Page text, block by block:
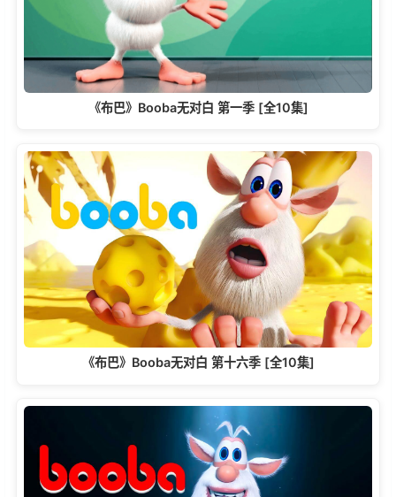
《布巴》Booba无对白 第一季 [全10集]
《布巴》Booba无对白 第十六季 [全10集]